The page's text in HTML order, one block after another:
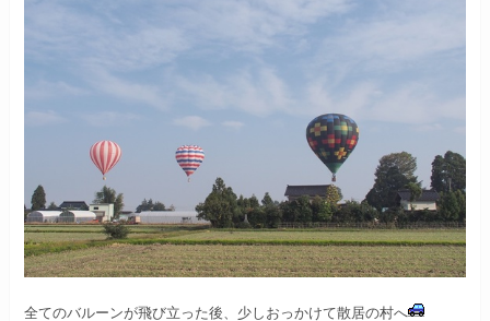
全てのバルーンが飛び立った後、 少しおっかけて散居の村へ